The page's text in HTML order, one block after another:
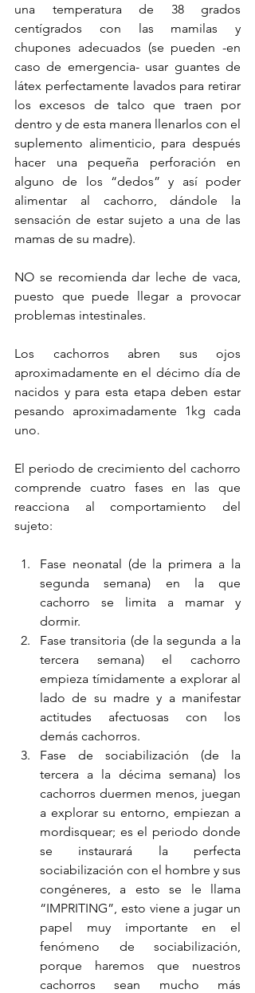
una temperatura de 38 grados
centígrados con las mamilas y
chupones adecuados (se pueden -en
caso de emergencia- usar guantes de
látex perfectamente lavados para retirar
los excesos de talco que traen por
dentro y de esta manera llenarlos con el
suplemento alimenticio, para después
hacer una pequeña perforación en
alguno de los “dedos” y así poder
alimentar al cachorro, dándole la
sensación de estar sujeto a una de las
mamas de su madre).
NO se recomienda dar leche de vaca,
puesto que puede llegar a provocar
problemas intestinales.
Los cachorros abren sus ojos
aproximadamente en el décimo día de
nacidos y para esta etapa deben estar
pesando aproximadamente 1kg cada
uno.
El periodo de crecimiento del cachorro
comprende cuatro fases en las que
reacciona al comportamiento del
sujeto:
Fase neonatal (de la primera a la
segunda semana) en la que
cachorro se limita a mamar y
dormir.
Fase transitoria (de la segunda a la
tercera semana) el cachorro
empieza tímidamente a explorar al
lado de su madre y a manifestar
actitudes afectuosas con los
demás cachorros.
Fase de sociabilización (de la
tercera a la décima semana) los
cachorros duermen menos, juegan
a explorar su entorno, empiezan a
mordisquear; es el periodo donde
se instaurará la perfecta
sociabilización con el hombre y sus
congéneres, a esto se le llama
“IMPRITING”, esto viene a jugar un
papel muy importante en el
fenómeno de sociabilización,
porque haremos que nuestros
cachorros sean mucho más